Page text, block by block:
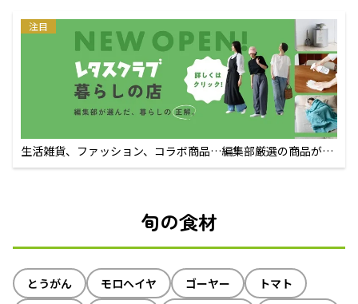
注目
生活雑貨、ファッション、コラボ商品…編集部厳選の商品が買
えるECサイト
旬の食材
とうがん モロヘイヤ ゴーヤー
トマト